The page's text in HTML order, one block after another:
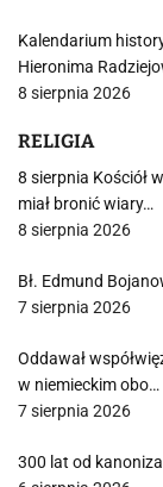
Kalendarium
Hieronima
8 sierpnia 2026
RELIGIA
8 sierpnia Kościół
miał bronić wiary…
8 sierpnia 2026
Bł. Edmund
7 sierpnia 2026
Oddawał
w niemieckim obo…
7 sierpnia 2026
300 lat od